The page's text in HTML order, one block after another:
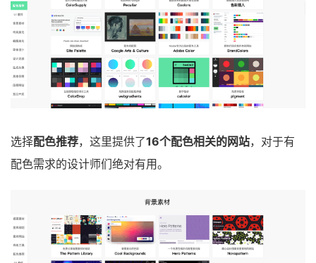
选择配色推荐，这里提供了16个配色相关的网站，对于有
配色需求的设计师们绝对有用。